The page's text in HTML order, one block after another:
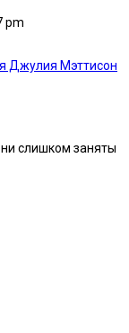
pm
Джулия Мэттисон
слишком заняты